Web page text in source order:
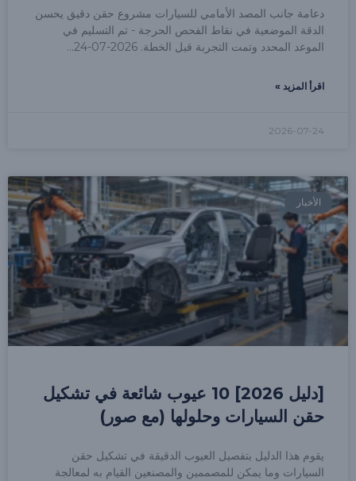
دعامة جانب المصد الأمامي للسيارات مشروع حقن دقيق يحسن
الدقة الموضعية في نقاط الفحص الحرجة - تم التسليم في
الموعد المحدد وتمت التجربة قبل الخطة. 2026-07-24
اقرأ المزيد »
2026-07-24
الأخبار
[دليل 2026] 10 عيوب شائعة في تشكيل
حقن السيارات وحلولها (مع صور)
يقوم هذا الدليل بتفصيل العيوب الدقيقة في تشكيل حقن
السيارات وما يمكن للمصممين والمصنعين القيام به لمعالجة